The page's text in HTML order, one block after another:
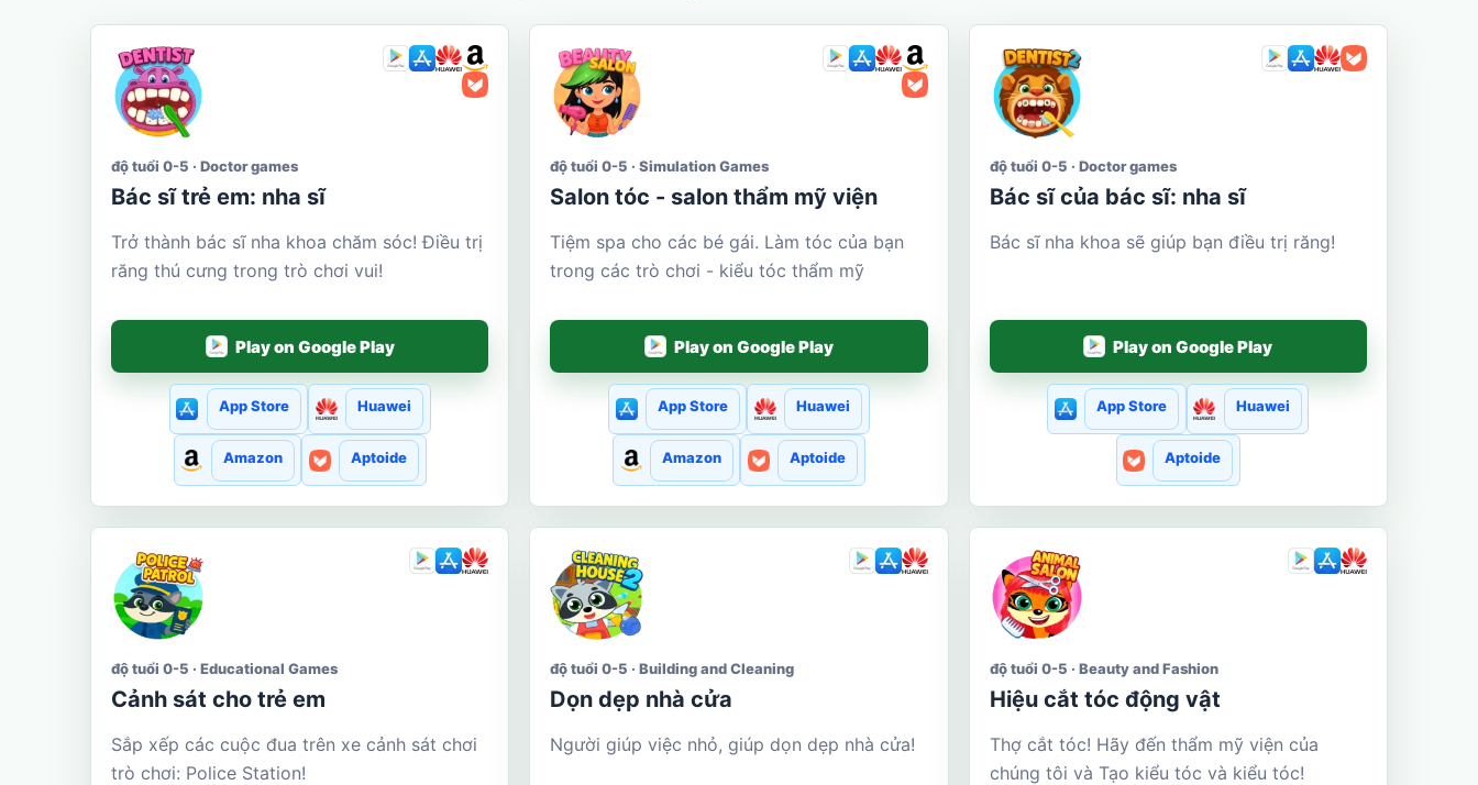
độ tuổi 0-5 · Doctor games
Bác sĩ trẻ em: nha sĩ
Trở thành bác sĩ nha khoa chăm sóc! Điều trị
răng thú cưng trong trò chơi vui!
Play on Google Play
App Store Huawei
Amazon Aptoide
độ tuổi 0-5 · Simulation Games
Salon tóc - salon thẩm mỹ viện
Tiệm spa cho các bé gái. Làm tóc của bạn
trong các trò chơi - kiểu tóc thẩm mỹ
Play on Google Play
App Store Huawei
Amazon Aptoide
độ tuổi 0-5 · Doctor games
Bác sĩ của bác sĩ: nha sĩ
Bác sĩ nha khoa sẽ giúp bạn điều trị răng!
Play on Google Play
App Store Huawei
Aptoide
độ tuổi 0-5 · Educational Games
Cảnh sát cho trẻ em
Sắp xếp các cuộc đua trên xe cảnh sát chơi
trò chơi: Police Station!
độ tuổi 0-5 · Building and Cleaning
Dọn dẹp nhà cửa
Người giúp việc nhỏ, giúp dọn dẹp nhà cửa!
độ tuổi 0-5 · Beauty and Fashion
Hiệu cắt tóc động vật
Thợ cắt tóc! Hãy đến thẩm mỹ viện của
chúng tôi và Tạo kiểu tóc và kiểu tóc!